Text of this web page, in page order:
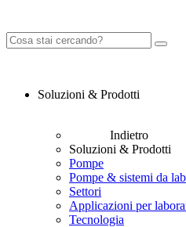
Soluzioni & Prodotti
Indietro
Soluzioni & Prodotti
Pompe
Pompe & sistemi da
Settori
Applicazioni per
Tecnologia